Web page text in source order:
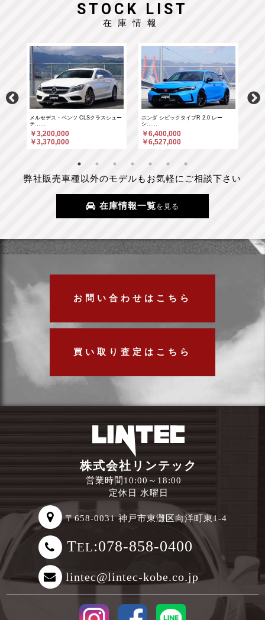
STOCK LIST
在庫情報
メルセデス・ベンツ CLSクラスシュー
テ……
￥3,200,000
￥3,370,000
ホンダ シビックタイプR 2.0 レー
シ……
￥6,400,000
￥6,527,000
弊社販売車種以外のモデルもお気軽にご相談下さい
在庫情報一覧を見る
お問い合わせはこちら
買い取り査定はこちら
株式会社リンテック
営業時間10:00～18:00
定休日 水曜日
〒658-0031 神戸市東灘区向洋町東1-4
TEL:078-858-0400
lintec@lintec-kobe.co.jp